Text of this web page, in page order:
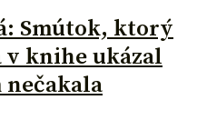
Smútok, ktorý
v knihe ukázal
nečakala